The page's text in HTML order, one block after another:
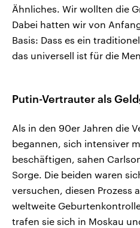
Ähnliches. Wir wollten die
Dabei hatten wir von
Basis: Dass es ein
das universell ist für die
Putin-Vertrauter als
Als in den 90er Jahren die
begannen, sich intensiver
beschäftigen, sahen
Sorge. Die beiden waren
versuchen, diesen Prozess
weltweite
trafen sie sich in Moskau